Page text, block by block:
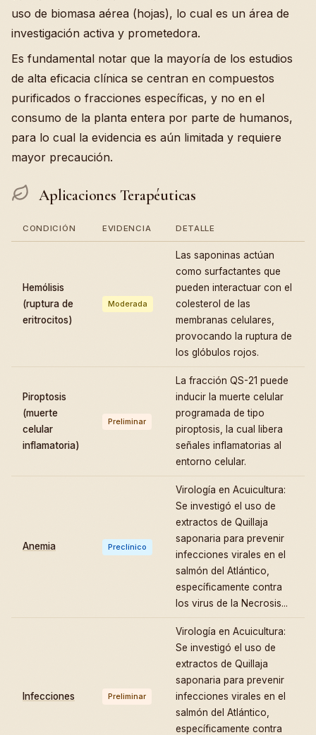
uso de biomasa aérea (hojas), lo cual es un área de
investigación activa y prometedora.
Es fundamental notar que la mayoría de los estudios
de alta eficacia clínica se centran en compuestos
purificados o fracciones específicas, y no en el
consumo de la planta entera por parte de humanos,
para lo cual la evidencia es aún limitada y requiere
mayor precaución.
Aplicaciones Terapéuticas
CONDICIÓN EVIDENCIA DETALLE
Hemólisis
(ruptura de
eritrocitos)
Moderada
Las saponinas actúan
como surfactantes que
pueden interactuar con el
colesterol de las
membranas celulares,
provocando la ruptura de
los glóbulos rojos.
Piroptosis
(muerte
celular
inflamatoria)
Preliminar
La fracción QS-21 puede
inducir la muerte celular
programada de tipo
piroptosis, la cual libera
señales inflamatorias al
entorno celular.
Anemia Preclínico
Virología en Acuicultura:
Se investigó el uso de
extractos de Quillaja
saponaria para prevenir
infecciones virales en el
salmón del Atlántico,
específicamente contra
los virus de la Necrosis...
Infecciones Preliminar
Virología en Acuicultura:
Se investigó el uso de
extractos de Quillaja
saponaria para prevenir
infecciones virales en el
salmón del Atlántico,
específicamente contra